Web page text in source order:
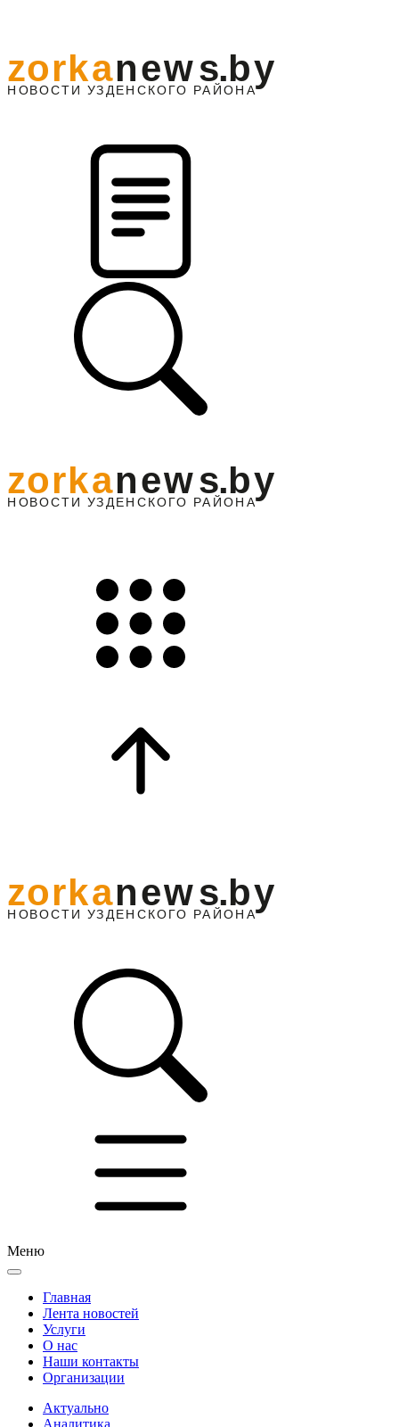
НО ВОСТИ УЗДЕНС КО ГО РАЙОНА
zorkanews.by
Меню
Главная
Лента новостей
Услуги
О нас
Наши контакты
Организации
Актуально
Аналитика